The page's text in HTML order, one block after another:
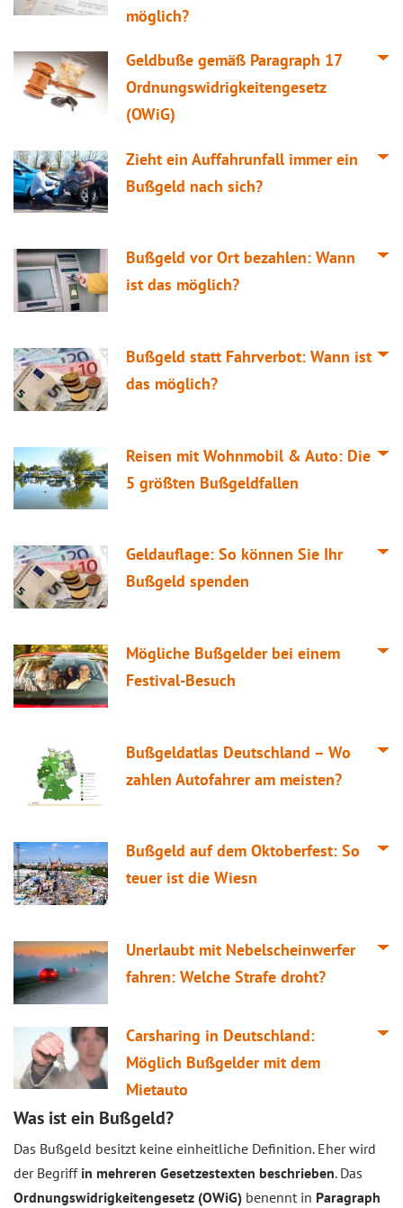
möglich?
Geldbuße gemäß Paragraph 17
Ordnungswidrigkeitengesetz
(OWiG)
Zieht ein Auffahrunfall immer ein
Bußgeld nach sich?
Bußgeld vor Ort bezahlen: Wann
ist das möglich?
Bußgeld statt Fahrverbot: Wann ist
das möglich?
Reisen mit Wohnmobil & Auto: Die
5 größten Bußgeldfallen
Geldauflage: So können Sie Ihr
Bußgeld spenden
Mögliche Bußgelder bei einem
Festival-Besuch
Bußgeldatlas Deutschland – Wo
zahlen Autofahrer am meisten?
Bußgeld auf dem Oktoberfest: So
teuer ist die Wiesn
Unerlaubt mit Nebelscheinwerfer
fahren: Welche Strafe droht?
Carsharing in Deutschland:
Möglich Bußgelder mit dem
Mietauto
Was ist ein Bußgeld?
Das Bußgeld besitzt keine einheitliche Definition. Eher wird
der Begriff in mehreren Gesetzestexten beschrieben. Das
Ordnungswidrigkeitengesetz (OWiG) benennt in Paragraph